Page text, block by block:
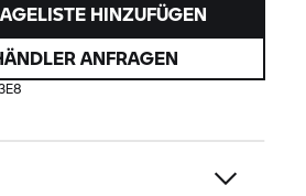
HINZUFÜGEN
ANFRAGEN